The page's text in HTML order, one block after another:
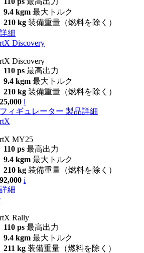
9.4 kgm 最大トルク
210 kg 装備重量（燃料を除く）
細
Discovery
Discovery
110 ps 最高出力
9.4 kgm 最大トルク
210 kg 装備重量（燃料を除く）
i
ィギュレーター 製品詳細
MY25
110 ps 最高出力
9.4 kgm 最大トルク
210 kg 装備重量（燃料を除く）
i
細
Rally
110 ps 最高出力
9.4 kgm 最大トルク
211 kg 装備重量（燃料を除く）